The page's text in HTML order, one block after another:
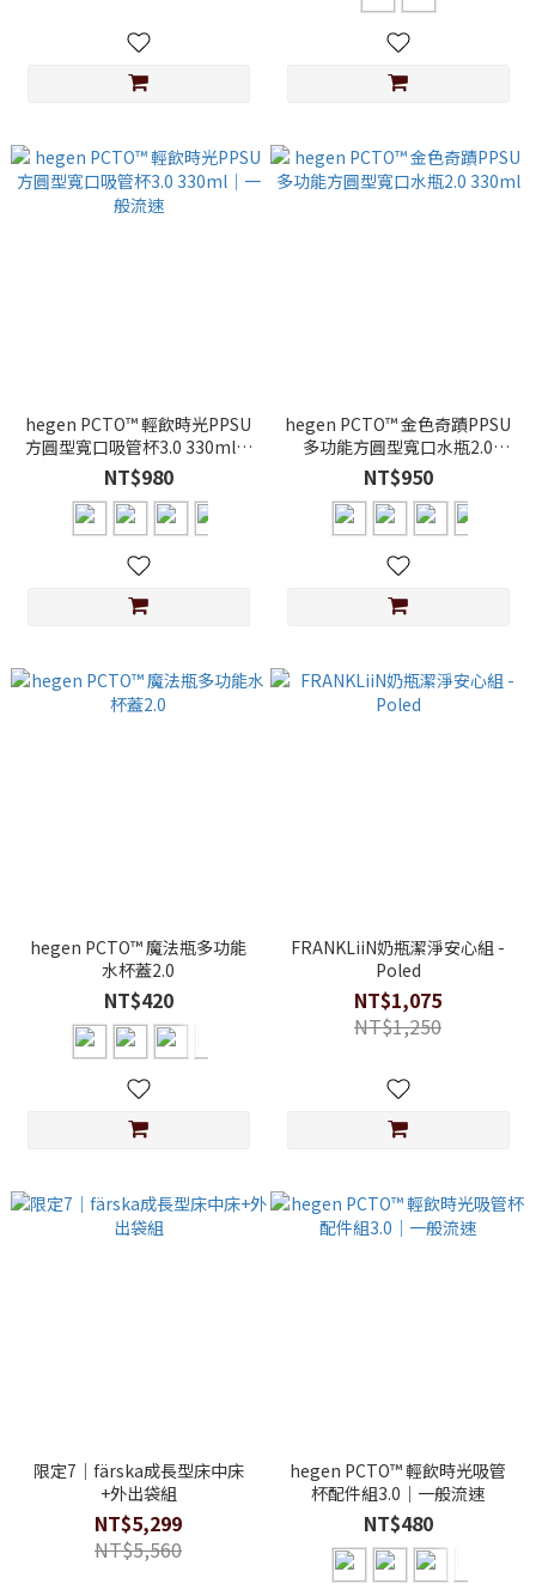
hegen PCTO™ 輕飲時光PPSU
方圓型寬口吸管杯3.0 330ml｜
一般流速
NT$980
hegen PCTO™ 金色奇蹟PPSU
多功能方圓型寬口水瓶2.0
330ml
NT$950
hegen PCTO™ 魔法瓶多功能
水杯蓋2.0
NT$420
FRANKLiiN奶瓶潔淨安心組 -
Poled
NT$1,075
NT$1,250
限定7｜färska成長型床中床
+外出袋組
NT$5,299
NT$5,560
hegen PCTO™ 輕飲時光吸管
杯配件組3.0｜一般流速
NT$480